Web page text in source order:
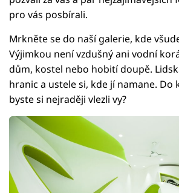
pro vás posbírali.
Mrkněte se do naší galerie, kde
Výjimkou není vzdušný ani vodní
dům, kostel nebo hobití doupě.
hranic a ustele si, kde jí namane. Do
byste si nejraději vlezli vy?